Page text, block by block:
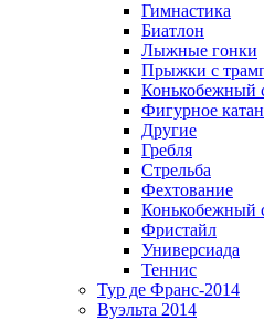
Гимнастика
Биатлон
Лыжные гонки
Прыжки с
Конькобежный
Фигурное
Другие
Гребля
Стрельба
Фехтование
Конькобежный
Фристайл
Универсиада
Теннис
Тур де Франс-2014
Вуэльта 2014